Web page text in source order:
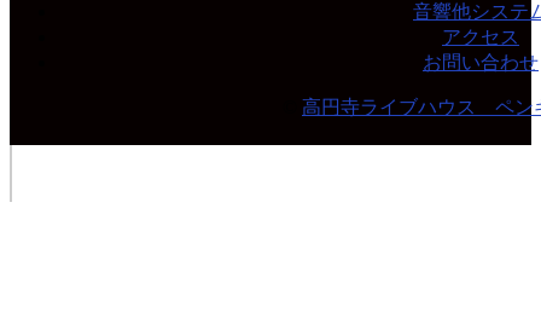
音響他システ
アクセス
お問い合わせ
高円寺ライブハウス ペン